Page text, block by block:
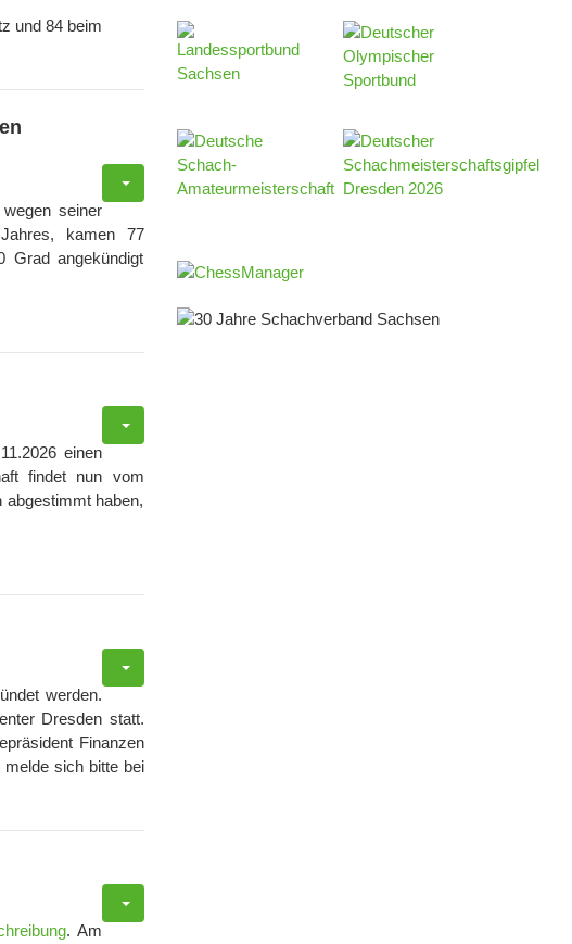
und 84 beim
seiner
kamen 77
Grad angekündigt
einen
findet nun vom
abgestimmt haben,
werden.
Dresden statt.
Finanzen
sich bitte bei
. Am